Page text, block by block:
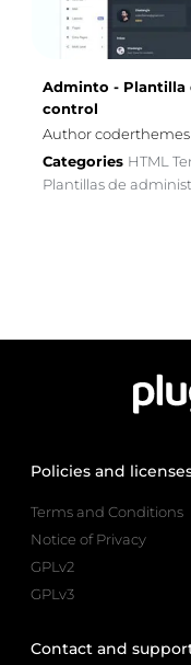
Adminto - Plantilla
control
Author coderthemes
Categories HTML
Plantillas de
Policies and
Terms and Conditions
Notice of Privacy
GPLv2
GPLv3
Contact and